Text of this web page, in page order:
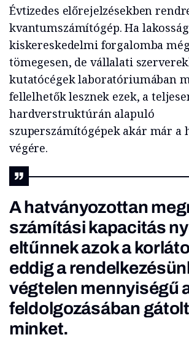
Évtizedes előrejelzésekben
kvantumszámítógép. Ha
kiskereskedelmi forgalomba
tömegesen, de vállalati
kutatócégek laboratóriumában
fellelhetők lesznek ezek, a
hardverstruktúrán alapuló
szuperszámítógépek akár már a
végére.
A hatványozottan
számítási kapacitás
eltűnnek azok a
eddig a
végtelen mennyiségű
feldolgozásában
minket.